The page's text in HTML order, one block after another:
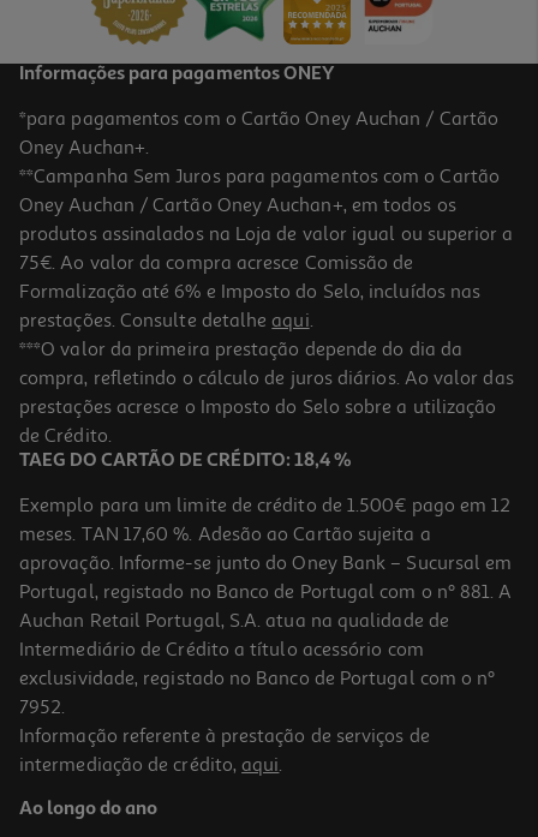
Informações para pagamentos ONEY
*para pagamentos com o Cartão Oney Auchan / Cartão
Oney Auchan+.
**Campanha Sem Juros para pagamentos com o Cartão
Oney Auchan / Cartão Oney Auchan+, em todos os
produtos assinalados na Loja de valor igual ou superior a
75€. Ao valor da compra acresce Comissão de
Formalização até 6% e Imposto do Selo, incluídos nas
prestações. Consulte detalhe aqui.
***O valor da primeira prestação depende do dia da
compra, refletindo o cálculo de juros diários. Ao valor das
prestações acresce o Imposto do Selo sobre a utilização
de Crédito.
TAEG DO CARTÃO DE CRÉDITO: 18,4 %
Exemplo para um limite de crédito de 1.500€ pago em 12
meses. TAN 17,60 %. Adesão ao Cartão sujeita a
aprovação. Informe-se junto do Oney Bank – Sucursal em
Portugal, registado no Banco de Portugal com o nº 881. A
Auchan Retail Portugal, S.A. atua na qualidade de
Intermediário de Crédito a título acessório com
exclusividade, registado no Banco de Portugal com o nº
7952.
Informação referente à prestação de serviços de
intermediação de crédito, aqui.
Ao longo do ano